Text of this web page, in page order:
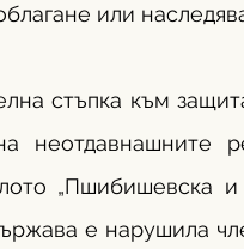
или
стъпка към
неотдавнашните
„Пшибишевска
е нарушила